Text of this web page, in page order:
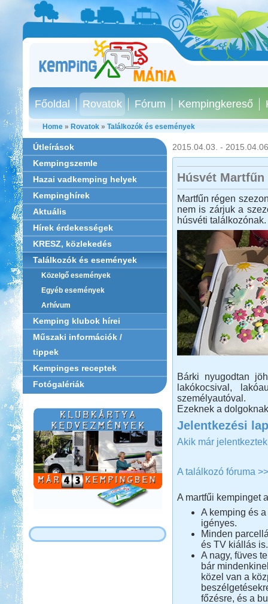
Főoldal Rovatok Fórum Kempingkereső
Home » Rovatok » Találkozók és események
Útleírások
Kempingszemle
Hazai vadkemping helyek
Kempinghírek
Aktuális
Hírek érdekességek
KRESZ, közlekedés
Találkozók és események
Közelgő események
Egyéb események
Arhívum
Kemping klubok hírei
Műszaki információk /
tippek
Kempinges receptek
Fotógalériák
2015.04.03. -
Húsvét Martfűn
Martfűn régen
nem is zárjuk a
húsvéti találkozónak.
Bárki nyugodtan
lakókocsival,
személyautóval.
Ezeknek a
Jelentkezési
Akik már
A találkozó fóruma
A martfűi kempinget
A kemping és
igényes.
Minden
és TV kiállás is.
A nagy, füves
bár
közel van a
főzésre, és a